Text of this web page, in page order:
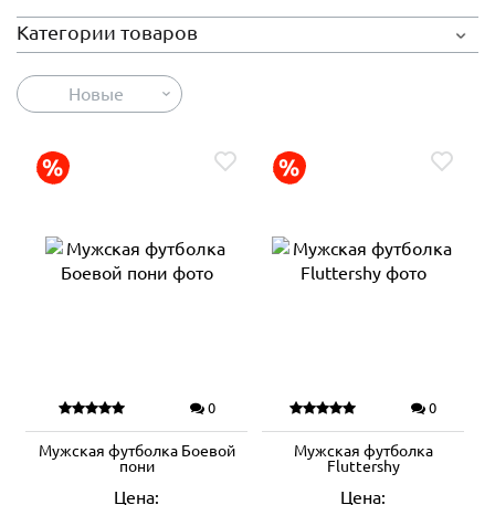
Категории товаров
Новые
0
Мужская футболка Боевой
пони
Цена:
0
Мужская футболка
Fluttershy
Цена: